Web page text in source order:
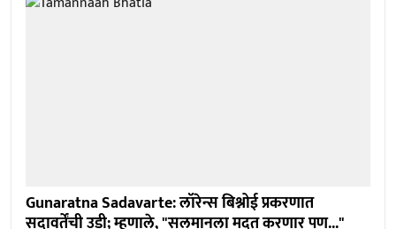
Gunaratna Sadavarte: लॉरेन्स बिश्नोई प्रकरणात